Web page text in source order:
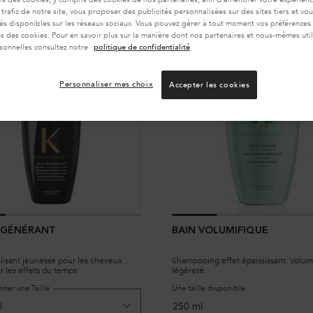
jeunesse pour les cheveux
les effets du temps
une Taille
BAIN VOLUMIFIQUE
Shampooing effet épaississant.
légèreté.
Une taille disponible
250 ml
trafic de notre site, vous proposer des publicités personnalisées sur des sites tiers et
disponibles sur les réseaux sociaux. Vous pouvez gérer à tout moment vos préférences
des cookies. Pour en savoir plus sur la manière dont nos partenaires et nous-mêmes
consultez notre politique de confidentialité
Accepter les cookies
Personnaliser mes choix